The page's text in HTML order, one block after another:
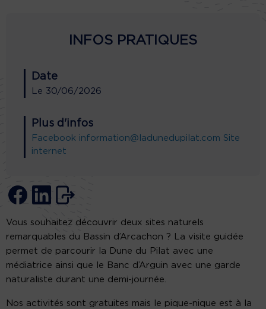
INFOS PRATIQUES
Date
Le 30/06/2026
Plus d'infos
Facebook information@ladunedupilat.com Site
internet
Vous souhaitez découvrir deux sites naturels
remarquables du Bassin d’Arcachon ? La visite guidée
permet de parcourir la Dune du Pilat avec une
médiatrice ainsi que le Banc d’Arguin avec une garde
naturaliste durant une demi-journée.
Nos activités sont gratuites mais le pique-nique est à la